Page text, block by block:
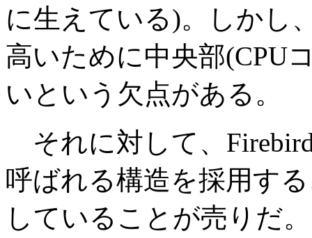
に生えている)。しかし
高いために中央部(CPU
いという欠点がある。
それに対して、
呼ばれる構造を採用す
していることが売りだ